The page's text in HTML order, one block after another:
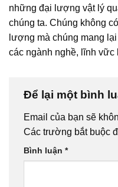
những đại lượng vật lý
chúng ta. Chúng không
lượng mà chúng mang
các ngành nghề, lĩnh
Để lại một bình
Email của bạn sẽ
Các trường bắt buộc
Bình luận *